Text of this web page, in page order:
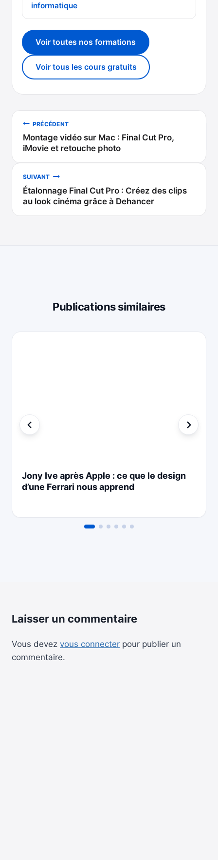
informatique
Voir toutes nos formations
Voir tous les cours gratuits
Navigation
de
l’article
PRÉCÉDENT
Montage vidéo sur Mac : Final Cut Pro,
iMovie et retouche photo
SUIVANT
Étalonnage Final Cut Pro : Créez des clips
au look cinéma grâce à Dehancer
Publications similaires
Jony Ive après Apple : ce que le design
d’une Ferrari nous apprend
Laisser un commentaire
Vous devez vous connecter pour publier un
commentaire.